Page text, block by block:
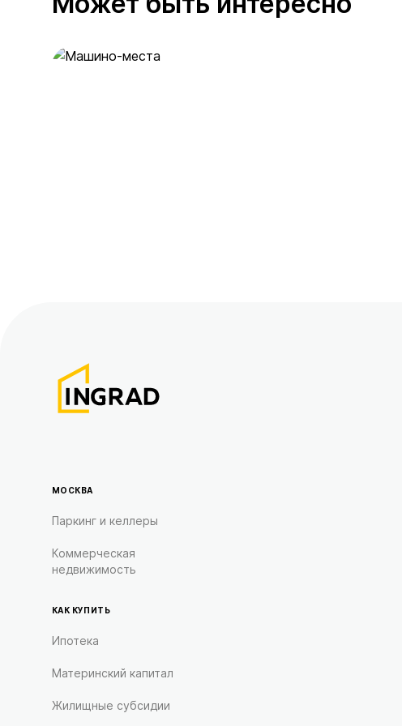
МОСКВА
Паркинг и келлеры
Коммерческая
недвижимость
КАК КУПИТЬ
Ипотека
Материнский капитал
Жилищные субсидии